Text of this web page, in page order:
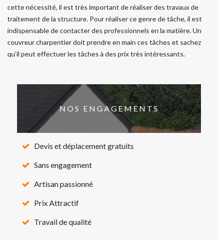
cette nécessité, il est très important de réaliser des travaux de
traitement de la structure. Pour réaliser ce genre de tâche, il est
indispensable de contacter des professionnels en la matière. Un
couvreur charpentier doit prendre en main ces tâches et sachez
qu'il peut effectuer les tâches à des prix très intéressants.
NOS ENGAGEMENTS
Devis et déplacement gratuits
Sans engagement
Artisan passionné
Prix Attractif
Travail de qualité